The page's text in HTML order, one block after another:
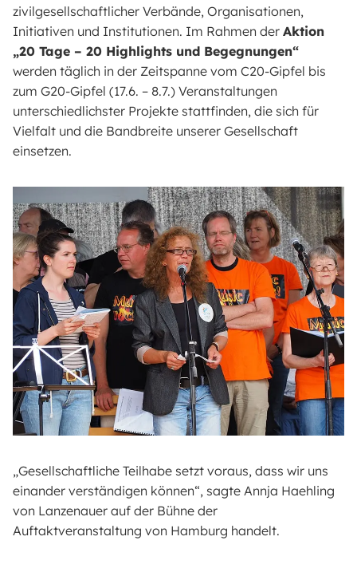
zivilgesellschaftlicher Verbände, Organisationen,
Initiativen und Institutionen. Im Rahmen der Aktion
„20 Tage – 20 Highlights und Begegnungen“
werden täglich in der Zeitspanne vom C20-Gipfel bis
zum G20-Gipfel (17.6. – 8.7.) Veranstaltungen
unterschiedlichster Projekte stattfinden, die sich für
Vielfalt und die Bandbreite unserer Gesellschaft
einsetzen.
„Gesellschaftliche Teilhabe setzt voraus, dass wir uns
einander verständigen können“, sagte Annja Haehling
von Lanzenauer auf der Bühne der
Auftaktveranstaltung von Hamburg handelt.